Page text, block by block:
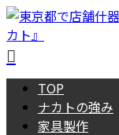
TOP
ナカトの強み
家具製作